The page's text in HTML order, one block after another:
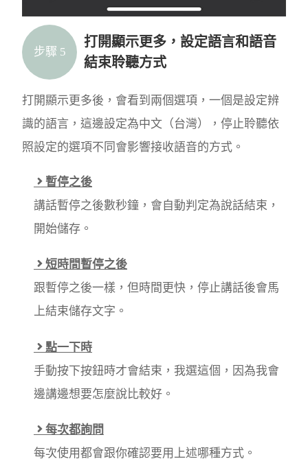
步驟 5
打開顯示更多，設定語言和語音
結束聆聽方式
打開顯示更多後，會看到兩個選項，一個是設定辨
識的語言，這邊設定為中文（台灣），停止聆聽依
照設定的選項不同會影響接收語音的方式。
暫停之後
講話暫停之後數秒鐘，會自動判定為說話結束，
開始儲存。
短時間暫停之後
跟暫停之後一樣，但時間更快，停止講話後會馬
上結束儲存文字。
點一下時
手動按下按鈕時才會結束，我選這個，因為我會
邊講邊想要怎麼說比較好。
每次都詢問
每次使用都會跟你確認要用上述哪種方式。